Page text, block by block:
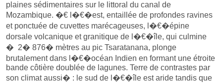
plaines sédimentaires sur le littoral du canal de
Mozambique. �€ l�€�est, entaillée de profondes ravines
et ponctuée de cuvettes marécageuses, l�€�épine
dorsale volcanique et granitique de l�€�île, qui culmine
� 2� 876� mètres au pic Tsaratanana, plonge
brutalement dans l�€�océan Indien en formant une étroite
bande côtière doublée de lagunes. Terre de contrastes par
son climat aussi� : le sud de l�€�île est aride tandis que